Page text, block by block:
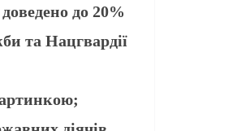
до 20%
та Нацгвардії